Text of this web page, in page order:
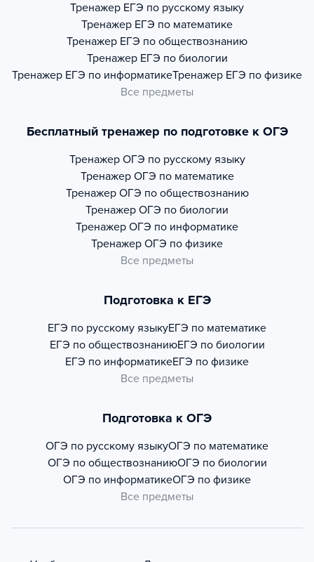
Тренажер ЕГЭ по русскому языку
Тренажер ЕГЭ по математике
Тренажер ЕГЭ по обществознанию
Тренажер ЕГЭ по биологии
Тренажер ЕГЭ по информатикеТренажер ЕГЭ по физике
Все предметы
Бесплатный тренажер по подготовке к ОГЭ
Тренажер ОГЭ по русскому языку
Тренажер ОГЭ по математике
Тренажер ОГЭ по обществознанию
Тренажер ОГЭ по биологии
Тренажер ОГЭ по информатике
Тренажер ОГЭ по физике
Все предметы
Подготовка к ЕГЭ
ЕГЭ по русскому языкуЕГЭ по математике
ЕГЭ по обществознаниюЕГЭ по биологии
ЕГЭ по информатикеЕГЭ по физике
Все предметы
Подготовка к ОГЭ
ОГЭ по русскому языкуОГЭ по математике
ОГЭ по обществознаниюОГЭ по биологии
ОГЭ по информатикеОГЭ по физике
Все предметы